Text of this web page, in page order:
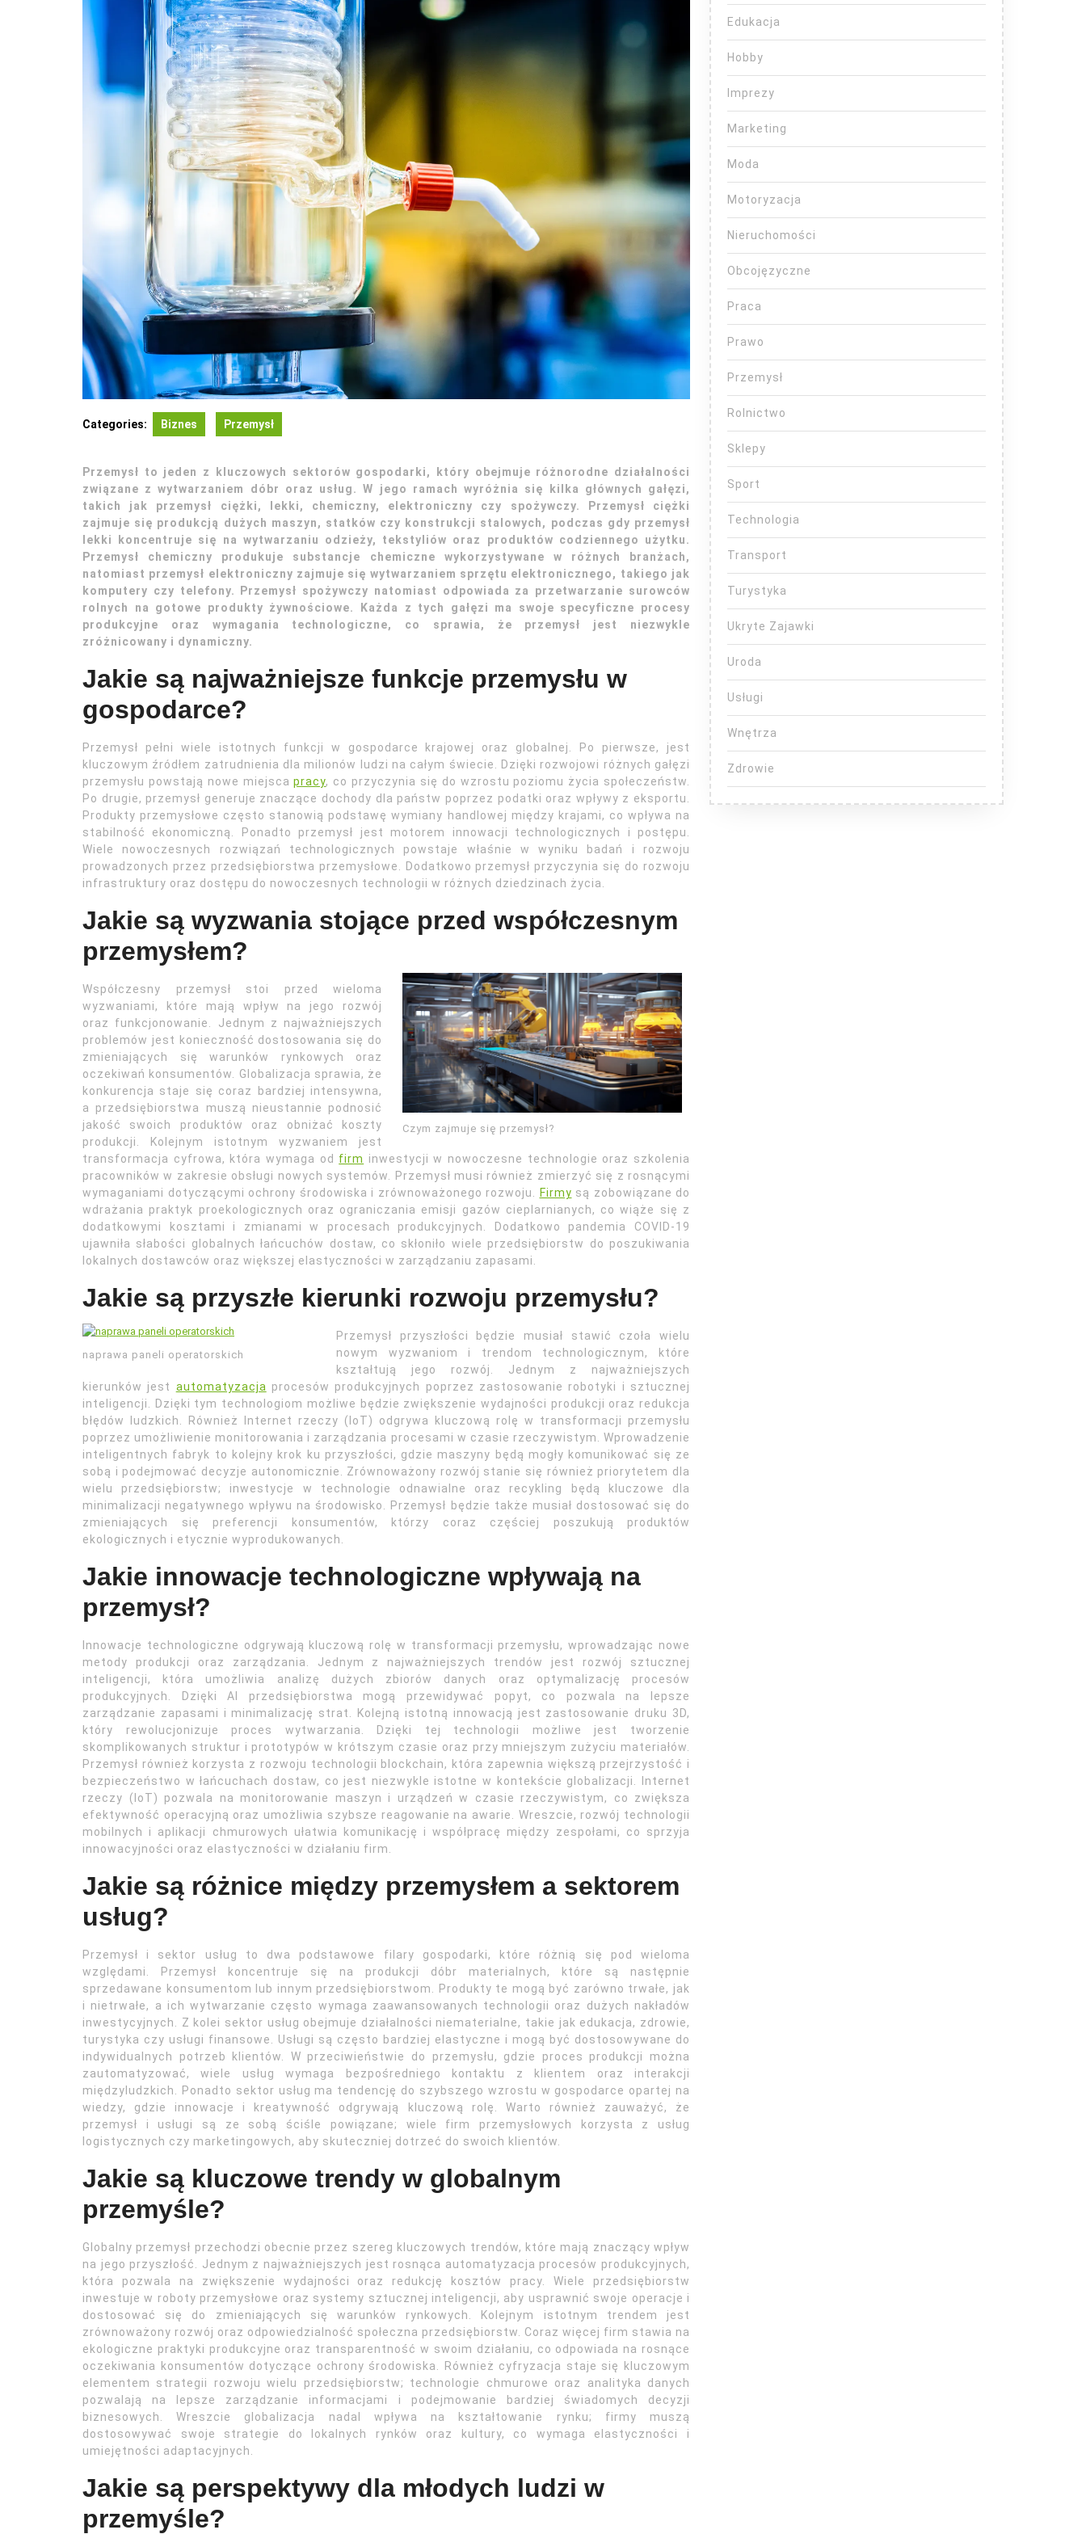
Categories: Biznes Przemysł
Przemysł to jeden z kluczowych sektorów gospodarki, który obejmuje różnorodne działalności
związane z wytwarzaniem dóbr oraz usług. W jego ramach wyróżnia się kilka głównych gałęzi,
takich jak przemysł ciężki, lekki, chemiczny, elektroniczny czy spożywczy. Przemysł ciężki
zajmuje się produkcją dużych maszyn, statków czy konstrukcji stalowych, podczas gdy przemysł
lekki koncentruje się na wytwarzaniu odzieży, tekstyliów oraz produktów codziennego użytku.
Przemysł chemiczny produkuje substancje chemiczne wykorzystywane w różnych branżach,
natomiast przemysł elektroniczny zajmuje się wytwarzaniem sprzętu elektronicznego, takiego jak
komputery czy telefony. Przemysł spożywczy natomiast odpowiada za przetwarzanie surowców
rolnych na gotowe produkty żywnościowe. Każda z tych gałęzi ma swoje specyficzne procesy
produkcyjne oraz wymagania technologiczne, co sprawia, że przemysł jest niezwykle
zróżnicowany i dynamiczny.
Jakie są najważniejsze funkcje przemysłu w
gospodarce?
Przemysł pełni wiele istotnych funkcji w gospodarce krajowej oraz globalnej. Po pierwsze, jest
kluczowym źródłem zatrudnienia dla milionów ludzi na całym świecie. Dzięki rozwojowi różnych gałęzi
przemysłu powstają nowe miejscapracy, co przyczynia się do wzrostu poziomu życia społeczeństw.
Po drugie, przemysł generuje znaczące dochody dla państw poprzez podatki oraz wpływy z eksportu.
Produkty przemysłowe często stanowią podstawę wymiany handlowej między krajami, co wpływa na
stabilność ekonomiczną. Ponadto przemysł jest motorem innowacji technologicznych i postępu.
Wiele nowoczesnych rozwiązań technologicznych powstaje właśnie w wyniku badań i rozwoju
prowadzonych przez przedsiębiorstwa przemysłowe. Dodatkowo przemysł przyczynia się do rozwoju
infrastruktury oraz dostępu do nowoczesnych technologii w różnych dziedzinach życia.
Jakie są wyzwania stojące przed współczesnym
przemysłem?
Czym zajmuje się przemysł?
Współczesny przemysł stoi przed wieloma
wyzwaniami, które mają wpływ na jego rozwój
oraz funkcjonowanie. Jednym z najważniejszych
problemów jest konieczność dostosowania się do
zmieniających się warunków rynkowych oraz
oczekiwań konsumentów. Globalizacja sprawia, że
konkurencja staje się coraz bardziej intensywna,
a przedsiębiorstwa muszą nieustannie podnosić
jakość swoich produktów oraz obniżać koszty
produkcji. Kolejnym istotnym wyzwaniem jest
transformacja cyfrowa, która wymaga od firm inwestycji w nowoczesne technologie oraz szkolenia
pracowników w zakresie obsługi nowych systemów. Przemysł musi również zmierzyć się z rosnącymi
wymaganiami dotyczącymi ochrony środowiska i zrównoważonego rozwoju. Firmy są zobowiązane do
wdrażania praktyk proekologicznych oraz ograniczania emisji gazów cieplarnianych, co wiąże się z
dodatkowymi kosztami i zmianami w procesach produkcyjnych. Dodatkowo pandemia COVID-19
ujawniła słabości globalnych łańcuchów dostaw, co skłoniło wiele przedsiębiorstw do poszukiwania
lokalnych dostawców oraz większej elastyczności w zarządzaniu zapasami.
Jakie są przyszłe kierunki rozwoju przemysłu?
naprawa paneli operatorskich
Przemysł przyszłości będzie musiał stawić czoła wielu
nowym wyzwaniom i trendom technologicznym, które
kształtują jego rozwój. Jednym z najważniejszych
kierunków jest automatyzacja procesów produkcyjnych poprzez zastosowanie robotyki i sztucznej
inteligencji. Dzięki tym technologiom możliwe będzie zwiększenie wydajności produkcji oraz redukcja
błędów ludzkich. Również Internet rzeczy (IoT) odgrywa kluczową rolę w transformacji przemysłu
poprzez umożliwienie monitorowania i zarządzania procesami w czasie rzeczywistym. Wprowadzenie
inteligentnych fabryk to kolejny krok ku przyszłości, gdzie maszyny będą mogły komunikować się ze
sobą i podejmować decyzje autonomicznie. Zrównoważony rozwój stanie się również priorytetem dla
wielu przedsiębiorstw; inwestycje w technologie odnawialne oraz recykling będą kluczowe dla
minimalizacji negatywnego wpływu na środowisko. Przemysł będzie także musiał dostosować się do
zmieniających się preferencji konsumentów, którzy coraz częściej poszukują produktów
ekologicznych i etycznie wyprodukowanych.
Jakie innowacje technologiczne wpływają na
przemysł?
Innowacje technologiczne odgrywają kluczową rolę w transformacji przemysłu, wprowadzając nowe
metody produkcji oraz zarządzania. Jednym z najważniejszych trendów jest rozwój sztucznej
inteligencji, która umożliwia analizę dużych zbiorów danych oraz optymalizację procesów
produkcyjnych. Dzięki AI przedsiębiorstwa mogą przewidywać popyt, co pozwala na lepsze
zarządzanie zapasami i minimalizację strat. Kolejną istotną innowacją jest zastosowanie druku 3D,
który rewolucjonizuje proces wytwarzania. Dzięki tej technologii możliwe jest tworzenie
skomplikowanych struktur i prototypów w krótszym czasie oraz przy mniejszym zużyciu materiałów.
Przemysł również korzysta z rozwoju technologii blockchain, która zapewnia większą przejrzystość i
bezpieczeństwo w łańcuchach dostaw, co jest niezwykle istotne w kontekście globalizacji. Internet
rzeczy (IoT) pozwala na monitorowanie maszyn i urządzeń w czasie rzeczywistym, co zwiększa
efektywność operacyjną oraz umożliwia szybsze reagowanie na awarie. Wreszcie, rozwój technologii
mobilnych i aplikacji chmurowych ułatwia komunikację i współpracę między zespołami, co sprzyja
innowacyjności oraz elastyczności w działaniu firm.
Jakie są różnice między przemysłem a sektorem
usług?
Przemysł i sektor usług to dwa podstawowe filary gospodarki, które różnią się pod wieloma
względami. Przemysł koncentruje się na produkcji dóbr materialnych, które są następnie
sprzedawane konsumentom lub innym przedsiębiorstwom. Produkty te mogą być zarówno trwałe, jak
i nietrwałe, a ich wytwarzanie często wymaga zaawansowanych technologii oraz dużych nakładów
inwestycyjnych. Z kolei sektor usług obejmuje działalności niematerialne, takie jak edukacja, zdrowie,
turystyka czy usługi finansowe. Usługi są często bardziej elastyczne i mogą być dostosowywane do
indywidualnych potrzeb klientów. W przeciwieństwie do przemysłu, gdzie proces produkcji można
zautomatyzować, wiele usług wymaga bezpośredniego kontaktu z klientem oraz interakcji
międzyludzkich. Ponadto sektor usług ma tendencję do szybszego wzrostu w gospodarce opartej na
wiedzy, gdzie innowacje i kreatywność odgrywają kluczową rolę. Warto również zauważyć, że
przemysł i usługi są ze sobą ściśle powiązane; wiele firm przemysłowych korzysta z usług
logistycznych czy marketingowych, aby skuteczniej dotrzeć do swoich klientów.
Jakie są kluczowe trendy w globalnym
przemyśle?
Globalny przemysł przechodzi obecnie przez szereg kluczowych trendów, które mają znaczący wpływ
na jego przyszłość. Jednym z najważniejszych jest rosnąca automatyzacja procesów produkcyjnych,
która pozwala na zwiększenie wydajności oraz redukcję kosztów pracy. Wiele przedsiębiorstw
inwestuje w roboty przemysłowe oraz systemy sztucznej inteligencji, aby usprawnić swoje operacje i
dostosować się do zmieniających się warunków rynkowych. Kolejnym istotnym trendem jest
zrównoważony rozwój oraz odpowiedzialność społeczna przedsiębiorstw. Coraz więcej firm stawia na
ekologiczne praktyki produkcyjne oraz transparentność w swoim działaniu, co odpowiada na rosnące
oczekiwania konsumentów dotyczące ochrony środowiska. Również cyfryzacja staje się kluczowym
elementem strategii rozwoju wielu przedsiębiorstw; technologie chmurowe oraz analityka danych
pozwalają na lepsze zarządzanie informacjami i podejmowanie bardziej świadomych decyzji
biznesowych. Wreszcie globalizacja nadal wpływa na kształtowanie rynku; firmy muszą
dostosowywać swoje strategie do lokalnych rynków oraz kultury, co wymaga elastyczności i
umiejętności adaptacyjnych.
Jakie są perspektywy dla młodych ludzi w
przemyśle?
Edukacja
Hobby
Imprezy
Marketing
Moda
Motoryzacja
Nieruchomości
Obcojęzyczne
Praca
Prawo
Przemysł
Rolnictwo
Sklepy
Sport
Technologia
Transport
Turystyka
Ukryte Zajawki
Uroda
Usługi
Wnętrza
Zdrowie